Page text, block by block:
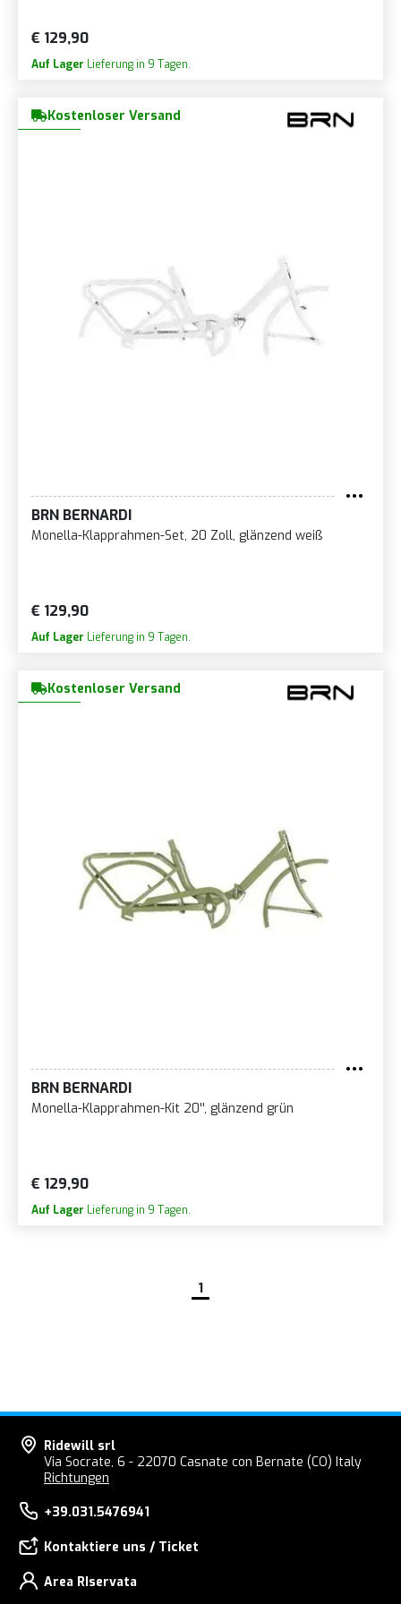
€ 129,90
Auf Lager Lieferung in 9 Tagen.
Kostenloser Versand
BRN BERNARDI
Monella-Klapprahmen-Set, 20 Zoll, glänzend weiß
€ 129,90
Auf Lager Lieferung in 9 Tagen.
Kostenloser Versand
BRN BERNARDI
Monella-Klapprahmen-Kit 20'', glänzend grün
€ 129,90
Auf Lager Lieferung in 9 Tagen.
1
Ridewill srl
Via Socrate, 6 - 22070 Casnate con Bernate (CO) Italy
Richtungen
+39.031.5476941
Kontaktiere uns / Ticket
Area RIservata